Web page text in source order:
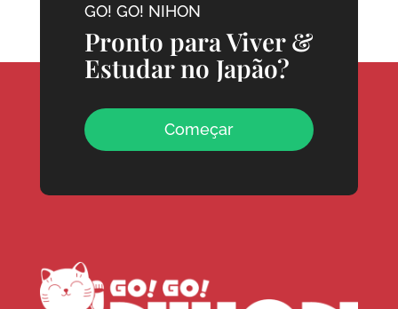
GO! GO! NIHON
Pronto para Viver &
Estudar no Japão?
Começar